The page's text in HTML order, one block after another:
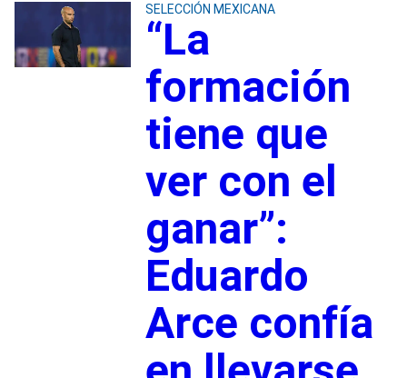
SELECCIÓN MEXICANA
“La
formación
tiene que
ver con el
ganar”:
Eduardo
Arce confía